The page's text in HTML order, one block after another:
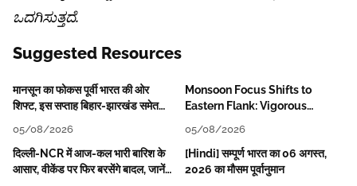
ಒದಗಿಸುತ್ತದೆ.
Suggested Resources
मानसून का फोकस पूर्वी भारत की ओर
शिफ्ट, इस सप्ताह बिहार-झारखंड समेत
05/08/2026
Monsoon Focus Shifts to
Eastern Flank: Vigorous
05/08/2026
दिल्ली-NCR में आज-कल भारी बारिश के
आसार, वीकेंड पर फिर बरसेंगे बादल, जानें
[Hindi] सम्पूर्ण भारत का 06 अगस्त,
2026 का मौसम पूर्वानुमान